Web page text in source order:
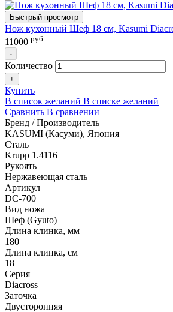
Быстрый просмотр
Нож кухонный Шеф 18 см, Kasumi
11000 руб.
-
Количество
+
Купить
В список желаний В списке желаний
Сравнить В сравнении
Бренд / Производитель
KASUMI (Касуми), Япония
Сталь
Krupp 1.4116
Рукоять
Нержавеющая сталь
Артикул
DC-700
Вид ножа
Шеф (Gyuto)
Длина клинка, мм
180
Длина клинка, см
18
Серия
Diacross
Заточка
Двусторонняя